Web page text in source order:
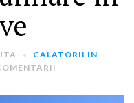
CALATORII IN